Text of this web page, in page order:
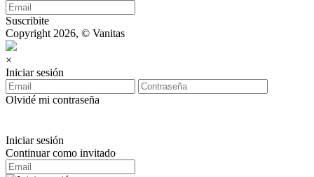
Suscribite
Copyright 2026, © Vanitas
×
Iniciar sesión
Olvidé mi contraseña
Iniciar sesión
Continuar como invitado